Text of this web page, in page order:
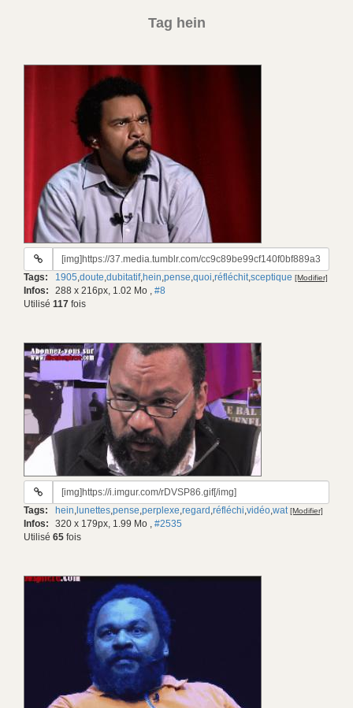
Tag hein
URL
gif:
Tags: 1905,doute,dubitatif,hein,pense,quoi,réfléchit,sceptique [Modifier]
Infos: 288 x 216px, 1.02 Mo , #8
Utilisé 117 fois
URL
gif:
Tags: hein, lunettes,pense,perplexe,regard ,réfléchi,vidéo,wat [Modifier]
Infos: 320 x 179px, 1.99 Mo , #2535
Utilisé 65 fois